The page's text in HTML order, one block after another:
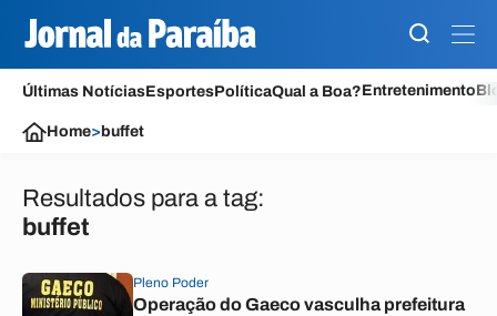
Últimas NotíciasEsportesPolíticaQual a Boa?Entretenimento
Home> buffet
Resultados para a tag:
buffet
Pleno Poder
Operação do Gaeco vasculha prefeitura